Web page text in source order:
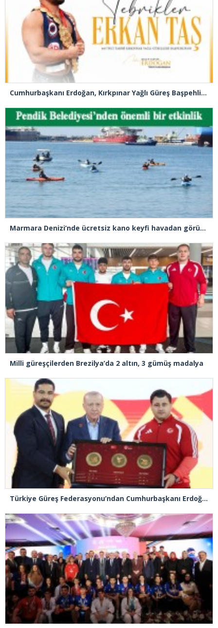
Cumhurbaşkanı Erdoğan, Kırkpınar Yağlı Güreş Başpehlivanlık unvanını kazanan Erkan Taş’ı tebrik etti
Marmara Denizi’nde ücretsiz kano keyfi havadan görüntülendi
Milli güreşçilerden Brezilya’da 2 altın, 3 gümüş madalya
Türkiye Güreş Federasyonu’ndan Cumhurbaşkanı Erdoğan’a, Türk güreşini simgeleyen tablo takdimi